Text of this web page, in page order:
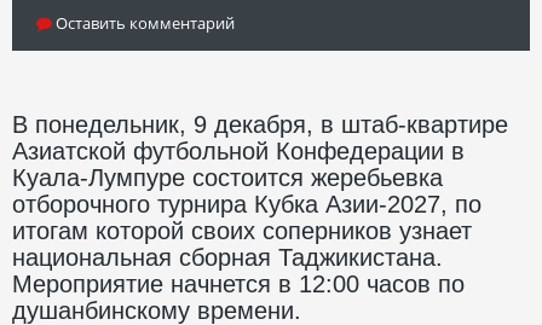
Оставить комментарий
В понедельник, 9 декабря, в штаб-квартире
Азиатской футбольной Конфедерации в
Куала-Лумпуре состоится жеребьевка
отборочного турнира Кубка Азии-2027, по
итогам которой своих соперников узнает
национальная сборная Таджикистана.
Мероприятие начнется в 12:00 часов по
душанбинскому времени.